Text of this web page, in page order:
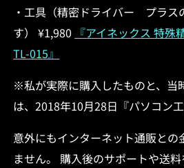
・工具（精密ドライバー プラス
す） ¥1,980 『アイネックス 特殊
TL-015』
※私が実際に購入したものと、当
は、2018年10月28日『パソコン
意外にもインターネット通販との
ません。 購入後のサポートや送